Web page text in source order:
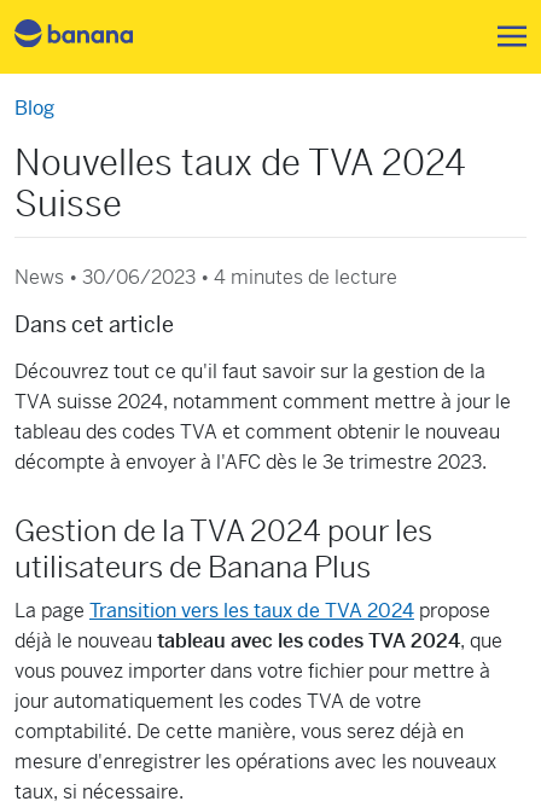
Blog
Nouvelles taux de TVA 2024
Suisse
News • 30/06/2023 • 4 minutes de lecture
Dans cet article
Découvrez tout ce qu'il faut savoir sur la gestion de la
TVA suisse 2024, notamment comment mettre à jour le
tableau des codes TVA et comment obtenir le nouveau
décompte à envoyer à l'AFC dès le 3e trimestre 2023.
Gestion de la TVA 2024 pour les
utilisateurs de Banana Plus
La page Transition vers les taux de TVA 2024 propose
déjà le nouveau tableau avec les codes TVA 2024, que
vous pouvez importer dans votre fichier pour mettre à
jour automatiquement les codes TVA de votre
comptabilité. De cette manière, vous serez déjà en
mesure d'enregistrer les opérations avec les nouveaux
taux, si nécessaire.